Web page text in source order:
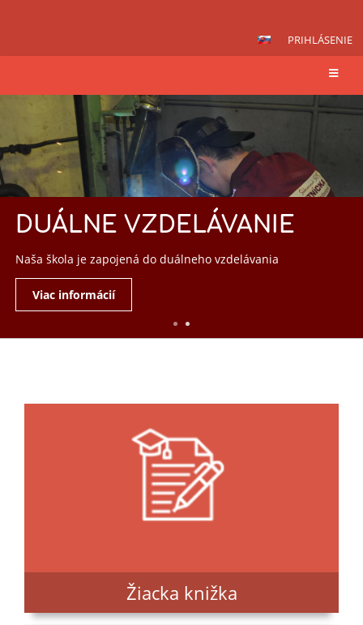
PRIHLÁSENIE
DUÁLNE VZDELÁVANIE
Naša škola je zapojená do duálneho vzdelávania
Viac informácií
Žiacka knižka